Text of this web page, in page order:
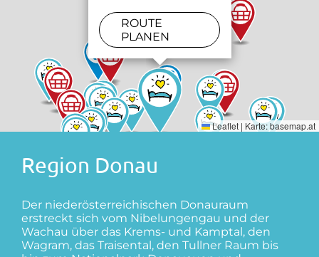
ROUTE
PLANEN
Leaflet | Karte:basemap.at
Region Donau
Der niederösterreichischen Donauraum
erstreckt sich vom Nibelungengau und der
Wachau über das Krems- und Kamptal, den
Wagram, das Traisental, den Tullner Raum bis